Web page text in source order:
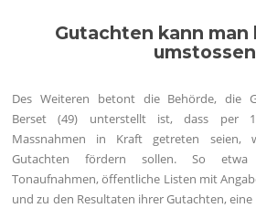
Gutachten kann man
umstossen
Des Weiteren betont die Behörde, die
Berset (49) unterstellt ist, dass per
Massnahmen in Kraft getreten seien,
Gutachten fördern sollen. So
Tonaufnahmen, öffentliche Listen mit
und zu den Resultaten ihrer Gutachten,